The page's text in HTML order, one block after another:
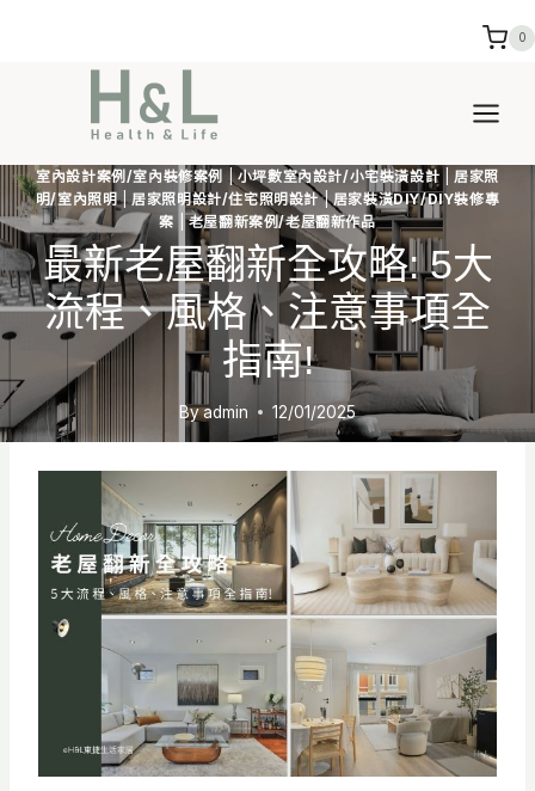
0
室內設計案例/室內裝修案例 |小坪數室內設計/小宅裝潢設計
居家照
明/室內照明|居家照明設計/住宅照明設計|居家裝潢DIY/DIY裝修專
案 |老屋翻新案例/老屋翻新作品
最新老屋翻新全攻略: 5大
流程、風格、注意事項全
指南!
Byadmin 12/01/2025